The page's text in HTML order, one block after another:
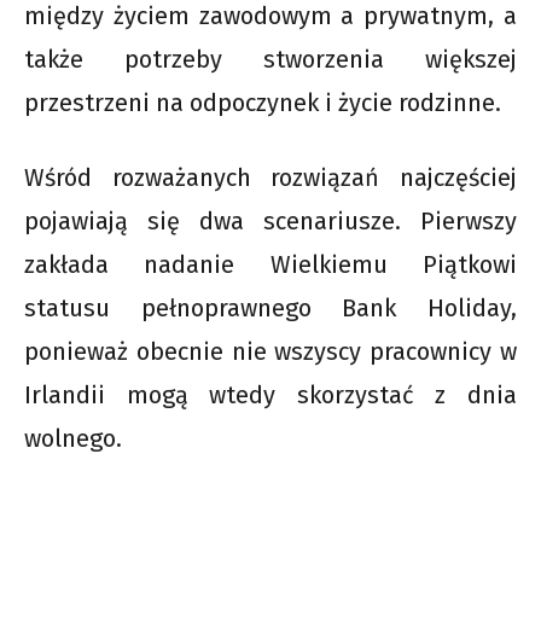
między życiem zawodowym a prywatnym, a
także potrzeby stworzenia większej
przestrzeni na odpoczynek i życie rodzinne.
Wśród rozważanych rozwiązań najczęściej
pojawiają się dwa scenariusze. Pierwszy
zakłada nadanie Wielkiemu Piątkowi
statusu pełnoprawnego Bank Holiday,
ponieważ obecnie nie wszyscy pracownicy w
Irlandii mogą wtedy skorzystać z dnia
wolnego.